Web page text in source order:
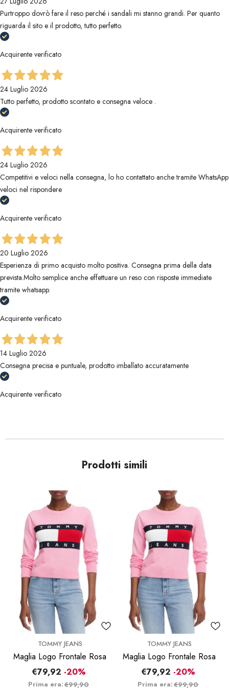
Purtroppo dovrò fare il reso perché i sandali mi stanno grandi. Per quanto
riguarda il sito e il prodotto, tutto perfetto.
Acquirente verificato
24 Luglio 2026
Tutto perfetto, prodotto scontato e consegna veloce .
Acquirente verificato
24 Luglio 2026
Competitivi e veloci nella consegna, lo ho contattato anche tramite WhatsApp
veloci nel rispondere
Acquirente verificato
20 Luglio 2026
Esperienza di primo acquisto molto positiva. Consegna prima della data
prevista.Molto semplice anche effettuare un reso con risposte immediate
tramite whatsapp.
Acquirente verificato
14 Luglio 2026
Consegna precisa e puntuale, prodotto imballato accuratamente
Acquirente verificato
Prodotti simili
TOMMY JEANS
Maglia Logo Frontale Rosa
€79,92 -20%
Prima era:€99,90
TOMMY JEANS
Maglia Logo Frontale Rosa
€79,92 -20%
Prima era:€99,90